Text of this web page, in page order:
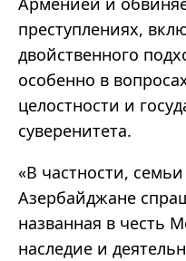
преступлениях,
двойственного
особенно в
целостности и
суверенитета.
«В частности,
Азербайджане
названная в честь
наследие и